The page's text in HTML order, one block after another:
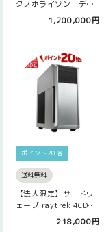
クノホライゾン デジ
タルホワイトボード
ハイエンドモデ…
1,200,000円
ポイント20倍
送料無料
【法人限定】サードウ
ェーブ raytrek 4CD46
Core i5-14…218,000円